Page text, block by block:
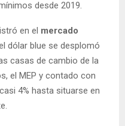
desde 2019.
en el mercado
dólar blue se desplomó
casas de cambio de la
el MEP y contado con
4% hasta situarse en